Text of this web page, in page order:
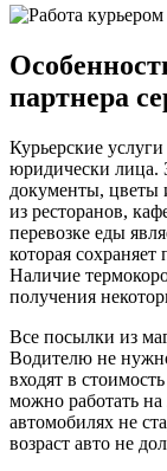
партнера
Курьерские
юридически лица.
документы, цветы
из ресторанов,
перевозке еды
которая
Наличие
получения
Все посылки из
Водителю не
входят в
можно работать
автомобилях не
возраст авто не